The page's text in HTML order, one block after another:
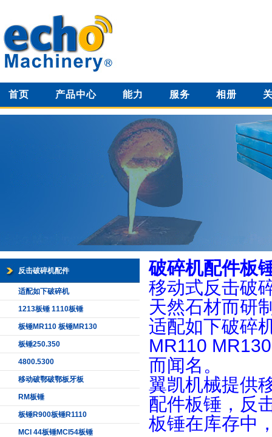
首页 产品中心 能力 服务 相册
反击破碎机配件
适配如下破碎机
1213板锤 1110板锤
板锤MR110 板锤MR130
板锤250.350
4800.5300
移动破鄂破鄂板牙板
RM板锤
板锤R900板锤R1110
MCI 44板锤MCI54板锤
破碎机配件板
移动式反击破
天然石材而研
适配如下破碎
MR110
而闻名。
翼凯机械提供
配件板锤，反
板锤在库存中